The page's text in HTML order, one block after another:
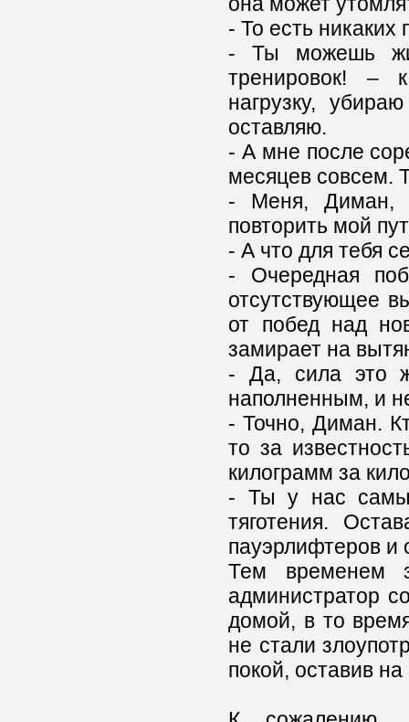
- То есть никаких
- Ты можешь
тренировок! –
нагрузку,
оставляю.
- А мне после
месяцев совсем.
- Меня, Диман,
повторить мой
- А что для тебя
- Очередная
отсутствующее
от побед над
замирает на
- Да, сила это
наполненным, и
- Точно, Диман.
то за
килограмм за
- Ты у нас
тяготения.
пауэрлифтеров и
Тем временем
администратор
домой, в то
не стали
покой, оставив